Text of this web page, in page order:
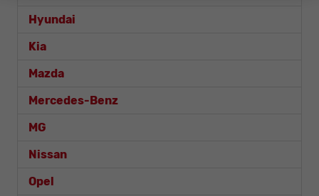
Hyundai
Kia
Mazda
Mercedes-Benz
MG
Nissan
Opel